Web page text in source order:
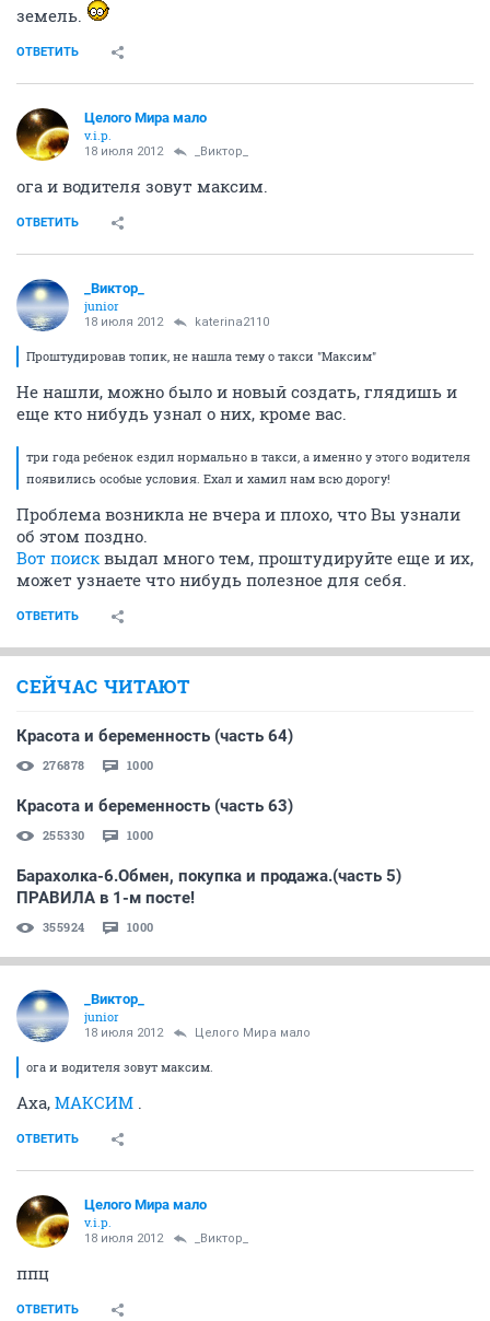
земель.
ОТВЕТИТЬ
Целого Мира мало
v.i.p.
18 июля 2012 _Виктор_
ога и водителя зовут максим.
ОТВЕТИТЬ
_Виктор_
juniоr
18 июля 2012 katerina2110
Проштудировав топик, не нашла тему о такси "Максим"
Не нашли, можно было и новый создать, глядишь и
еще кто нибудь узнал о них, кроме вас.
три года ребенок ездил нормально в такси, а именно у этого водителя
появились особые условия. Ехал и хамил нам всю дорогу!
Проблема возникла не вчера и плохо, что Вы узнали
об этом поздно.
Вот поиск выдал много тем, проштудируйте еще и их,
может узнаете что нибудь полезное для себя.
ОТВЕТИТЬ
СЕЙЧАС ЧИТАЮТ
Красота и беременность (часть 64)
276878 1000
Красота и беременность (часть 63)
255330 1000
Барахолка-6.Обмен, покупка и продажа.(часть 5)
ПРАВИЛА в 1-м посте!
355924 1000
_Виктор_
juniоr
18 июля 2012 Целого Мира мало
ога и водителя зовут максим.
Аха, МАКСИМ .
ОТВЕТИТЬ
Целого Мира мало
v.i.p.
18 июля 2012 _Виктор_
ппц
ОТВЕТИТЬ